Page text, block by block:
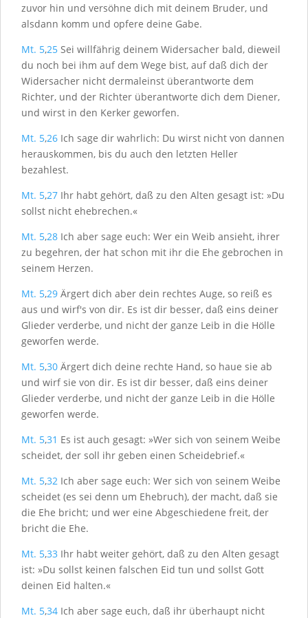
zuvor hin und versöhne dich mit deinem Bruder, und
alsdann komm und opfere deine Gabe.
Mt. 5,25 Sei willfährig deinem Widersacher bald, dieweil
du noch bei ihm auf dem Wege bist, auf daß dich der
Widersacher nicht dermaleinst überantworte dem
Richter, und der Richter überantworte dich dem Diener,
und wirst in den Kerker geworfen.
Mt. 5,26 Ich sage dir wahrlich: Du wirst nicht von dannen
herauskommen, bis du auch den letzten Heller
bezahlest.
Mt. 5,27 Ihr habt gehört, daß zu den Alten gesagt ist: »Du
sollst nicht ehebrechen.«
Mt. 5,28 Ich aber sage euch: Wer ein Weib ansieht, ihrer
zu begehren, der hat schon mit ihr die Ehe gebrochen in
seinem Herzen.
Mt. 5,29 Ärgert dich aber dein rechtes Auge, so reiß es
aus und wirf's von dir. Es ist dir besser, daß eins deiner
Glieder verderbe, und nicht der ganze Leib in die Hölle
geworfen werde.
Mt. 5,30 Ärgert dich deine rechte Hand, so haue sie ab
und wirf sie von dir. Es ist dir besser, daß eins deiner
Glieder verderbe, und nicht der ganze Leib in die Hölle
geworfen werde.
Mt. 5,31 Es ist auch gesagt: »Wer sich von seinem Weibe
scheidet, der soll ihr geben einen Scheidebrief.«
Mt. 5,32 Ich aber sage euch: Wer sich von seinem Weibe
scheidet (es sei denn um Ehebruch), der macht, daß sie
die Ehe bricht; und wer eine Abgeschiedene freit, der
bricht die Ehe.
Mt. 5,33 Ihr habt weiter gehört, daß zu den Alten gesagt
ist: »Du sollst keinen falschen Eid tun und sollst Gott
deinen Eid halten.«
Mt. 5,34 Ich aber sage euch, daß ihr überhaupt nicht